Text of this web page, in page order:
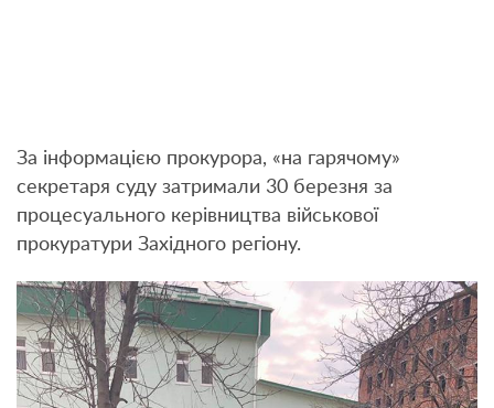
За інформацією прокурора, «на гарячому»
секретаря суду затримали 30 березня за
процесуального керівництва військової
прокуратури Західного регіону.